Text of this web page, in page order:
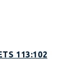
113:102